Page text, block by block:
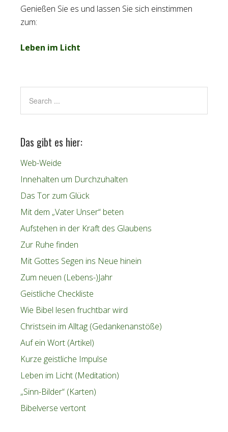
Genießen Sie es und lassen Sie sich einstimmen
zum:
Leben im Licht
Das gibt es hier:
Web-Weide
Innehalten um Durchzuhalten
Das Tor zum Glück
Mit dem „Vater Unser“ beten
Aufstehen in der Kraft des Glaubens
Zur Ruhe finden
Mit Gottes Segen ins Neue hinein
Zum neuen (Lebens-)Jahr
Geistliche Checkliste
Wie Bibel lesen fruchtbar wird
Christsein im Alltag (Gedankenanstöße)
Auf ein Wort (Artikel)
Kurze geistliche Impulse
Leben im Licht (Meditation)
„Sinn-Bilder“ (Karten)
Bibelverse vertont